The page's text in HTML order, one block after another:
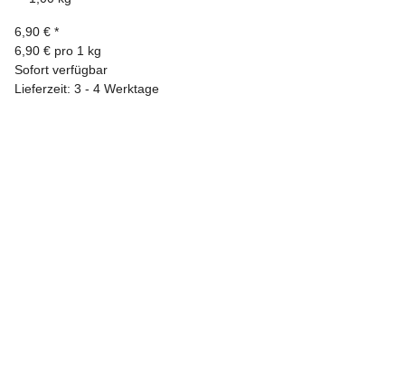
6,90 € *
6,90 € pro 1 kg
Sofort verfügbar
Lieferzeit: 3 - 4 Werktage